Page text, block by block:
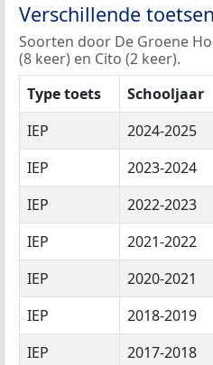
Verschillende toetsen
Soorten door De Groene
(8 keer) en Cito (2 keer).
Type toets
Schooljaar
IEP
2024-2025
IEP
2023-2024
IEP
2022-2023
IEP
2021-2022
IEP
2020-2021
IEP
2018-2019
IEP
2017-2018